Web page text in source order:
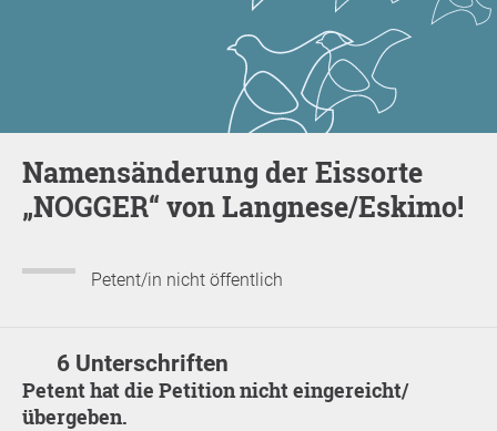
Namensänderung der Eissorte
„NOGGER“ von Langnese/Eskimo!
Petent/in nicht öffentlich
6 Unterschriften
Petent hat die Petition nicht eingereicht/
übergeben.